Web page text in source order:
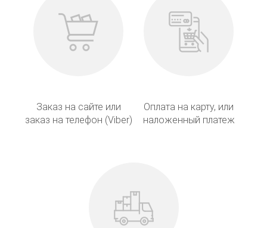
Заказ на сайте или
заказ на телефон (Viber)
Оплата на карту, или
наложенный платеж